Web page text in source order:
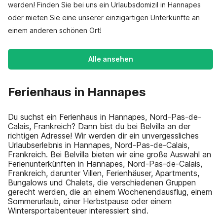
werden! Finden Sie bei uns ein Urlaubsdomizil in Hannapes
oder mieten Sie eine unserer einzigartigen Unterkünfte an
einem anderen schönen Ort!
Alle ansehen
Ferienhaus in Hannapes
Du suchst ein Ferienhaus in Hannapes, Nord-Pas-de-
Calais, Frankreich? Dann bist du bei Belvilla an der
richtigen Adresse! Wir werden dir ein unvergessliches
Urlaubserlebnis in Hannapes, Nord-Pas-de-Calais,
Frankreich. Bei Belvilla bieten wir eine große Auswahl an
Ferienunterkünften in Hannapes, Nord-Pas-de-Calais,
Frankreich, darunter Villen, Ferienhäuser, Apartments,
Bungalows und Chalets, die verschiedenen Gruppen
gerecht werden, die an einem Wochenendausflug, einem
Sommerurlaub, einer Herbstpause oder einem
Wintersportabenteuer interessiert sind.